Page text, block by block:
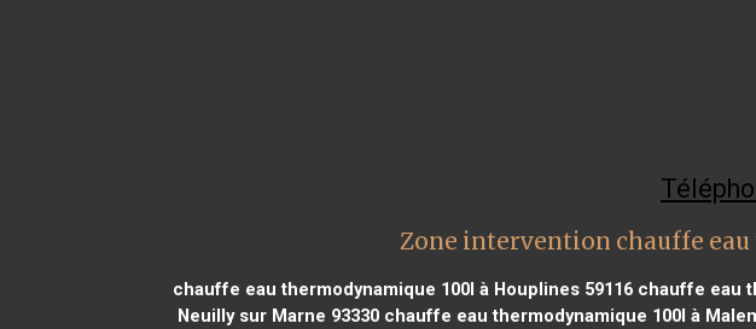
Zone intervention chauffe
chauffe eau thermodynamique 100l à Houplines 59116chauffe eau
Neuilly sur Marne 93330 chauffe eau thermodynamique 100l à